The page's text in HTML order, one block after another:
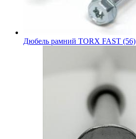
Дюбель рамний TORX FAST (56)